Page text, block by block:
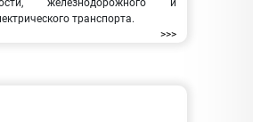
железнодорожного и
транспорта.
>>>